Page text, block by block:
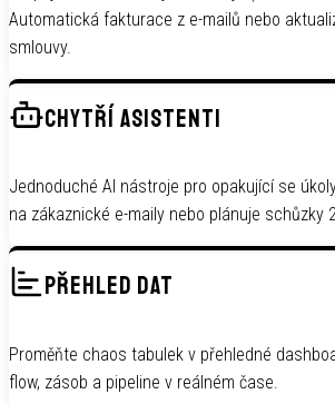
Automatická fakturace z e-mailů nebo
smlouvy.
CHYTŘÍ ASISTENTI
Jednoduché AI nástroje pro opakující se
na zákaznické e-maily nebo plánuje schůzky
PŘEHLED DAT
Proměňte chaos tabulek v přehledné
flow, zásob a pipeline v reálném čase.